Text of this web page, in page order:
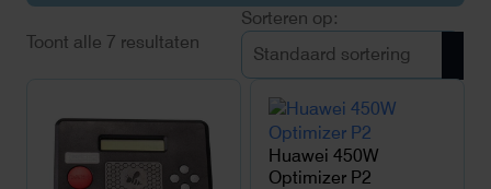
Toont alle 7 resultaten
Huawei 450W
Optimizer P2